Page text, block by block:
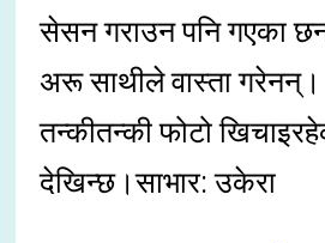
सेसन गराउन पनि गएका
अरू साथीले वास्ता
तन्कीतन्की फोटो
देखिन्छ।साभार: उकेरा